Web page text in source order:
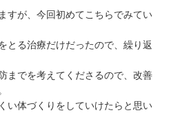
すが、今回初めてこちらでみてい
とる治療だけだったので、繰り返
までを考えてくださるので、改善
い体づくりをしていけたらと思い